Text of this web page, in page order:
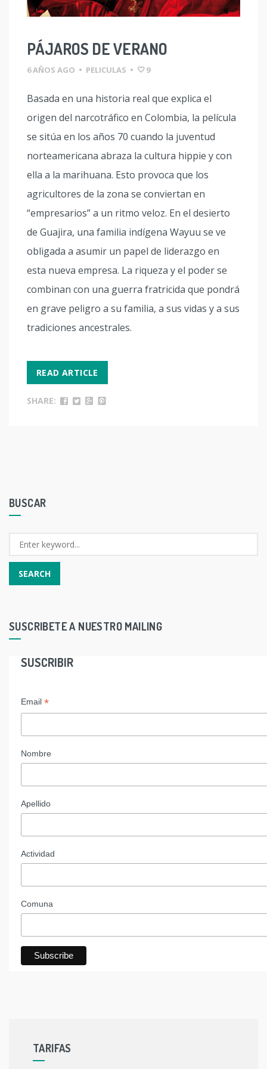
PÁJAROS DE VERANO
6 AÑOS AGO • PELICULAS • 9
Basada en una historia real que explica el
origen del narcotráfico en Colombia, la película
se sitúa en los años 70 cuando la juventud
norteamericana abraza la cultura hippie y con
ella a la marihuana. Esto provoca que los
agricultores de la zona se conviertan en
“empresarios” a un ritmo veloz. En el desierto
de Guajira, una familia indígena Wayuu se ve
obligada a asumir un papel de liderazgo en
esta nueva empresa. La riqueza y el poder se
combinan con una guerra fratricida que pondrá
en grave peligro a su familia, a sus vidas y a sus
tradiciones ancestrales.
READ ARTICLE
SHARE:
BUSCAR
SUSCRIBETE A NUESTRO MAILING
SUSCRIBIR
Email *
Nombre
Apellido
Actividad
Comuna
TARIFAS